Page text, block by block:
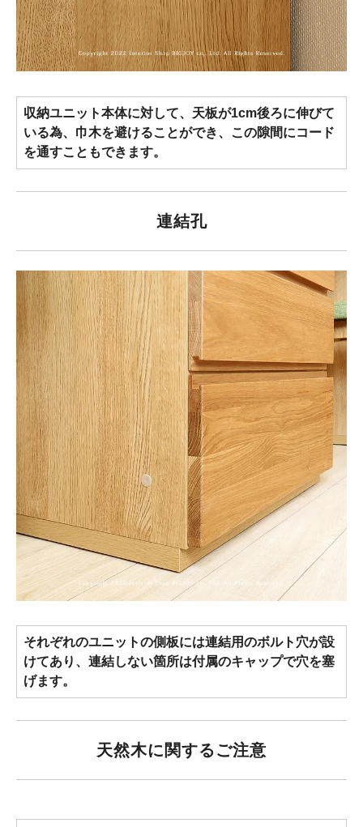
収納ユニット本体に対して、天板が1cm後ろに伸びて
いる為、巾木を避けることができ、この隙間にコード
を通すこともできます。
連結孔
それぞれのユニットの側板には連結用のボルト穴が設
けてあり、連結しない箇所は付属のキャップで穴を塞
げます。
天然木に関するご注意